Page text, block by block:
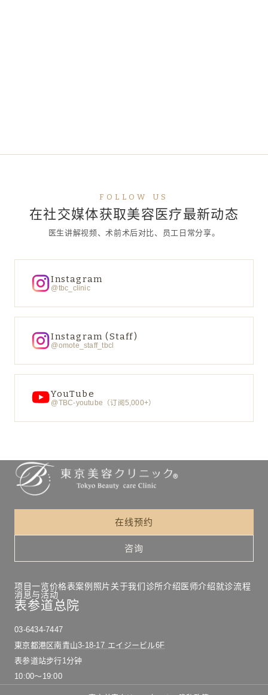
FOLLOW US
在社交媒体获取美容医疗最新动态
医生讲解视频、术前术后对比、员工日常分享。
Instagram
@tbc_clinic
Instagram (Staff)
@omote_staff_tbcl
YouTube
@TBC-youtube（订阅5,000+）
在线预约
咨询
项目一览价格表案例照片关于我们诊所介绍医师介绍就诊流程
消息与活动
表参道总院
03-6434-7447
東京都港区南青山3-18-17 エイジービル6F
表参道站步行1分钟
10:00〜19:00